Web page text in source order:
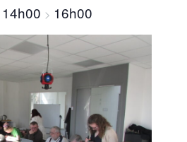
14h00 > 16h00